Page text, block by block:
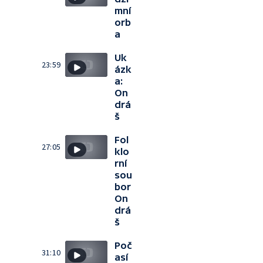
mní
orb
a
23:59
Uk
ázk
a:
On
drá
š
27:05
Fol
klo
rní
sou
bor
On
drá
š
31:10
Poč
así